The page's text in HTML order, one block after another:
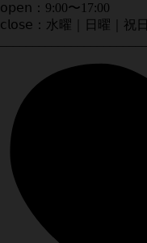
𝗈𝗉𝖾𝗇：9:00〜17:00
𝖼𝗅𝗈𝗌𝖾：水曜｜日曜｜祝日